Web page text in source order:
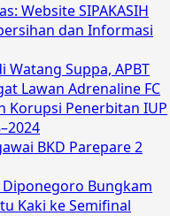
Website SIPAKASIH
dan Informasi
Watang Suppa, APBT
Lawan Adrenaline FC
Korupsi Penerbitan IUP
BKD Parepare 2
Diponegoro Bungkam
Kaki ke Semifinal